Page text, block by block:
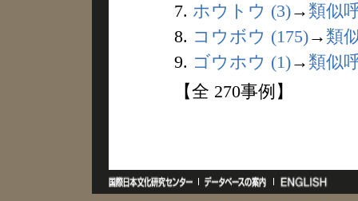
7. ホウトウ (3)→ 類似
8. コウボウ (175)→ 類
9. ゴウホウ (1)→ 類似
【全 270事例】